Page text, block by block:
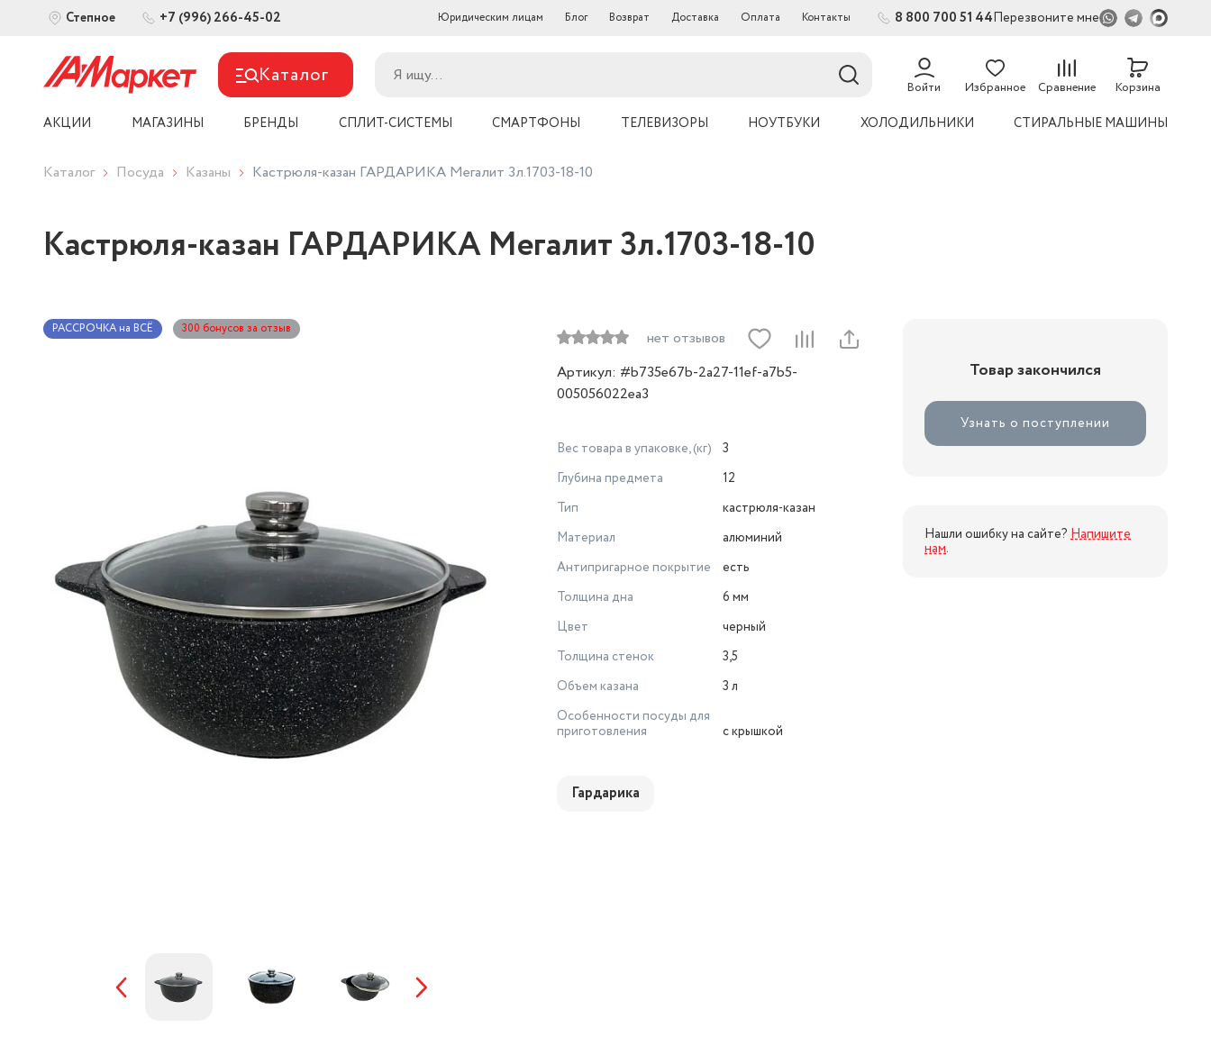
Степное +7 (996) 266-45-02 Юридическим лицам Блог Возврат Доставка Оплата Контакты 8 800 700 51 44Перезвоните мне
Каталог Войти Избранное Сравнение
54
Корзина
АКЦИИ МАГАЗИНЫ БРЕНДЫ СПЛИТ-СИСТЕМЫ СМАРТФОНЫ ТЕЛЕВИЗОРЫ НОУТБУКИ ХОЛОДИЛЬНИКИ СТИРАЛЬНЫЕ МАШИНЫ
Каталог Посуда Казаны Кастрюля-казан ГАРДАРИКА Мегалит 3л.1703-18-10
Кастрюля-казан ГАРДАРИКА Мегалит 3л.1703-18-10
РАССРОЧКА на ВСЁ 300 бонусов за отзыв
нет отзывов
Артикул: #b735e67b-2a27-11ef-a7b5-
005056022ea3
Вес товара в упаковке, (кг)
3
Глубина предмета
12
Тип
кастрюля-казан
Материал
алюминий
Антипригарное покрытие
есть
Толщина дна
6 мм
Цвет
черный
Толщина стенок
3,5
Объем казана
3 л
Особенности посуды для
приготовления
с крышкой
Гардарика
Товар закончился
Узнать о поступлении
Нашли ошибку на сайте? Напишите
нам.